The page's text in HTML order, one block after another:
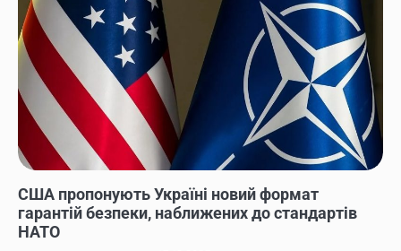
США пропонують Україні новий формат
гарантій безпеки, наближених до стандартів
НАТО